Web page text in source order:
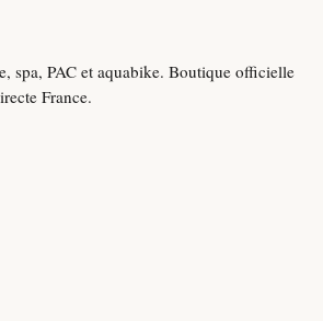
spa, PAC et aquabike. Boutique officielle
France.